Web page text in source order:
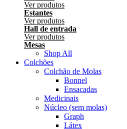
Ver produtos
Estantes
Ver produtos
Hall de entrada
Ver produtos
Mesas
Shop All
Colchões
Colchão de Molas
Bonnel
Ensacadas
Medicinais
Núcleo (sem molas)
Graph
Látex